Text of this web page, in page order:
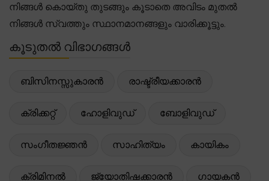
നിങ്ങൾ കൊയ്തു തുടങ്ങും കൂടാതെ അവിടം മുതൽ
നിങ്ങൾ സ്വത്തും സ്ഥാനമാനങ്ങളും വാരിക്കൂട്ടും.
കൂടുതൽ വിഭാഗങ്ങൾ
ബിസിനസ്സുകാരൻ രാഷ്ട്രീയക്കാരൻ
ക്രിക്കറ്റ് ഹോളിവുഡ് ബോളിവുഡ്
സംഗീതജ്ഞൻ സാഹിത്യം കായികം
ക്രിമിനൽ ജ്യോതിഷക്കാരൻ ഗായകൻ